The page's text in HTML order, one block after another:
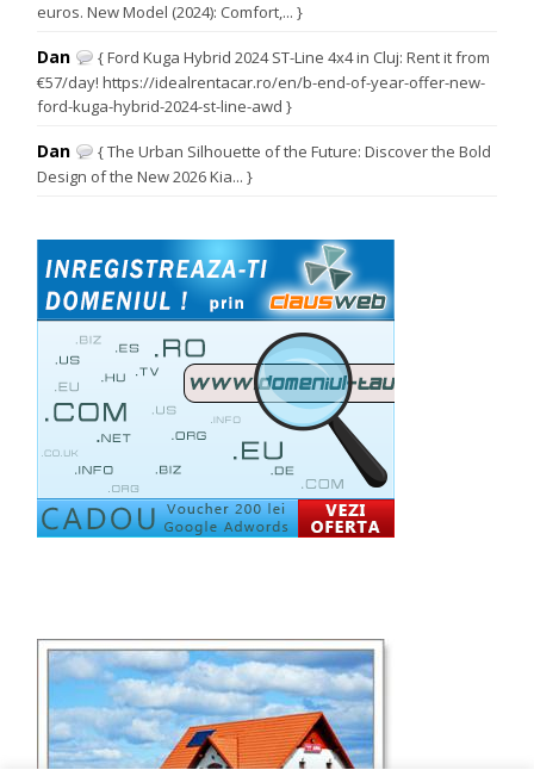
euros. New Model (2024): Comfort,... }
Dan
{ Ford Kuga Hybrid 2024 ST-Line 4x4 in Cluj: Rent it from
€57/day! https://idealrentacar.ro/en/b-end-of-year-offer-new-
ford-kuga-hybrid-2024-st-line-awd }
Dan
{ The Urban Silhouette of the Future: Discover the Bold
Design of the New 2026 Kia... }